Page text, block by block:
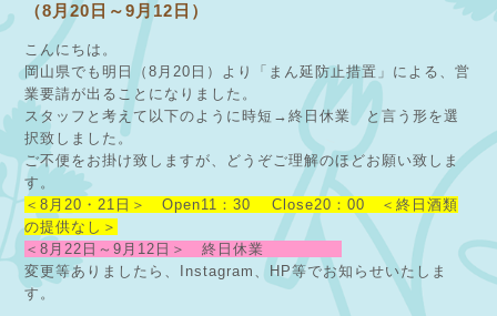
（8月20日～9月12日）
こんにちは。
岡山県でも明日（8月20日）より「まん延防止措置」による、営
業要請が出ることになりました。
スタッフと考えて以下のように時短→終日休業 と言う形を選
択致しました。
ご不便をお掛け致しますが、どうぞご理解のほどお願い致しま
す。
＜8月20・21日＞ Open11：30 Close20：00 ＜終日酒類
の提供なし＞
＜8月22日～9月12日＞ 終日休業
変更等ありましたら、Instagram、HP等でお知らせいたしま
す。